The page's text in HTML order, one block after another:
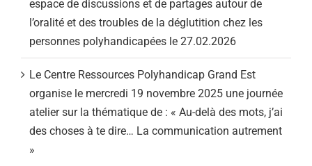
espace de discussions et de partages autour de
l’oralité et des troubles de la déglutition chez les
personnes polyhandicapées le 27.02.2026
Le Centre Ressources Polyhandicap Grand Est
organise le mercredi 19 novembre 2025 une journée
atelier sur la thématique de : « Au-delà des mots, j’ai
des choses à te dire… La communication autrement
»